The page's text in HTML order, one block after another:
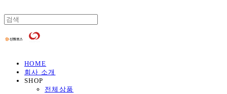
HOME
회사 소개
SHOP
전체상품